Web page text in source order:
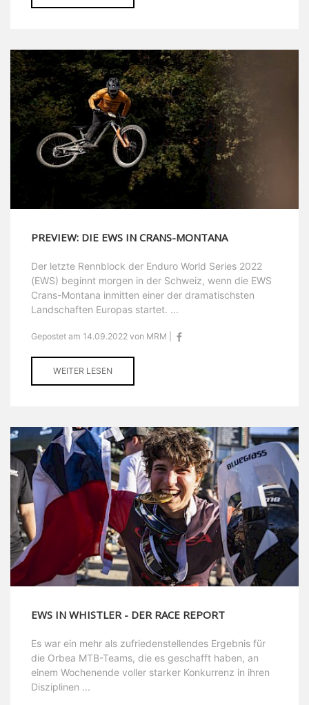
PREVIEW: DIE EWS IN CRANS-MONTANA
Der letzte Rennblock der Enduro World Series 2022
(EWS) beginnt morgen in der Schweiz, wenn die EWS
Crans-Montana inmitten einer der dramatischsten
Landschaften Europas startet. ...
Gepostet am 14.09.2022 von MRM |
WEITER LESEN
EWS IN WHISTLER - DER RACE REPORT
Es war ein mehr als zufriedenstellendes Ergebnis für
die Orbea MTB-Teams, die es geschafft haben, an
einem Wochenende voller starker Konkurrenz in ihren
Disziplinen ...